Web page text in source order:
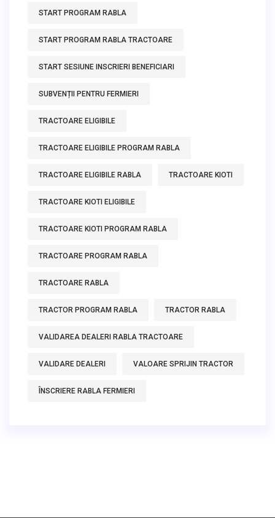
START PROGRAM RABLA
START PROGRAM RABLA TRACTOARE
START SESIUNE INSCRIERI BENEFICIARI
SUBVENȚII PENTRU FERMIERI
TRACTOARE ELIGIBILE
TRACTOARE ELIGIBILE PROGRAM RABLA
TRACTOARE ELIGIBILE RABLA TRACTOARE KIOTI
TRACTOARE KIOTI ELIGIBILE
TRACTOARE KIOTI PROGRAM RABLA
TRACTOARE PROGRAM RABLA
TRACTOARE RABLA
TRACTOR PROGRAM RABLA TRACTOR RABLA
VALIDAREA DEALERI RABLA TRACTOARE
VALIDARE DEALERI VALOARE SPRIJIN TRACTOR
ÎNSCRIERE RABLA FERMIERI